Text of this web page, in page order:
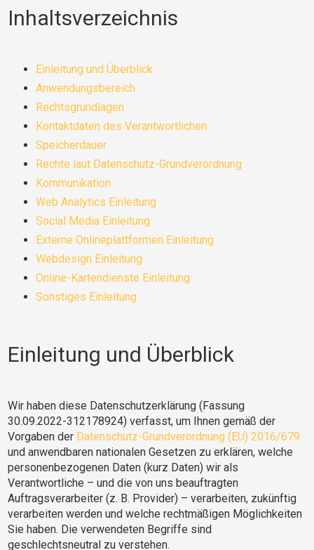
Inhaltsverzeichnis
Einleitung und Überblick
Anwendungsbereich
Rechtsgrundlagen
Kontaktdaten des Verantwortlichen
Speicherdauer
Rechte laut Datenschutz-Grundverordnung
Kommunikation
Web Analytics Einleitung
Social Media Einleitung
Externe Onlineplattformen Einleitung
Webdesign Einleitung
Online-Kartendienste Einleitung
Sonstiges Einleitung
Einleitung und Überblick
Wir haben diese Datenschutzerklärung (Fassung
30.09.2022-312178924) verfasst, um Ihnen gemäß der
Vorgaben der Datenschutz-Grundverordnung (EU) 2016/679
und anwendbaren nationalen Gesetzen zu erklären, welche
personenbezogenen Daten (kurz Daten) wir als
Verantwortliche – und die von uns beauftragten
Auftragsverarbeiter (z. B. Provider) – verarbeiten, zukünftig
verarbeiten werden und welche rechtmäßigen Möglichkeiten
Sie haben. Die verwendeten Begriffe sind
geschlechtsneutral zu verstehen.